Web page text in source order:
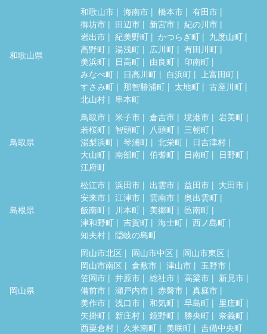
和歌山県
和歌山市 海南市 橋本市
有田市
御坊市
田辺市 新宮市
紀の川市
岩出市
紀美野町 かつらぎ町
九度山町
高野町
湯浅町 広川町
有田川町
美浜町
日高町 由良町
印南町
みなべ町
日高川町 白浜町
上富田町
すさみ町
那智勝浦町 太地町
古座川町
北山村
串本町
鳥取県
鳥取市 米子市 倉吉市 境港市
岩美町
若桜町
智頭町 八頭町
三朝町
湯梨浜町
琴浦町 北栄町
日吉津村
大山町
南部町 伯耆町 日南町
日野町
江府町
島根県
松江市 浜田市 出雲市 益田市
大田市
安来市
江津市 雲南市
奥出雲町
飯南町
川本町 美郷町
邑南町
津和野町
吉賀町 海士町
西ノ島町
知夫村
隠岐の島町
岡山県
岡山市北区 岡山市中区
岡山市東区
岡山市南区
倉敷市 津山市
玉野市
笠岡市
井原市 総社市 高梁市
新見市
備前市
瀬戸内市 赤磐市
真庭市
美作市
浅口市 和気町 早島町
里庄町
矢掛町
新庄村 鏡野町 勝央町
奈義町
西粟倉村
久米南町 美咲町 吉備中央町